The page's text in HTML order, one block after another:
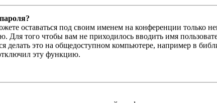
оставаться под своим именем на конференции только
Для того чтобы вам не приходилось вводить имя
делать это на общедоступном компьютере, например в
эту функцию.